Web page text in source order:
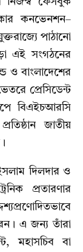
কনভেনশন–
পাঠানো
এই সংগঠনের
ও বাংলাদেশের
প্রেসিডেন্ট
বিএইচআরসি
জাতীয়
দিলদার ও
প্রতারণার
এ জন্য তাঁরা
মহাসচিব বা